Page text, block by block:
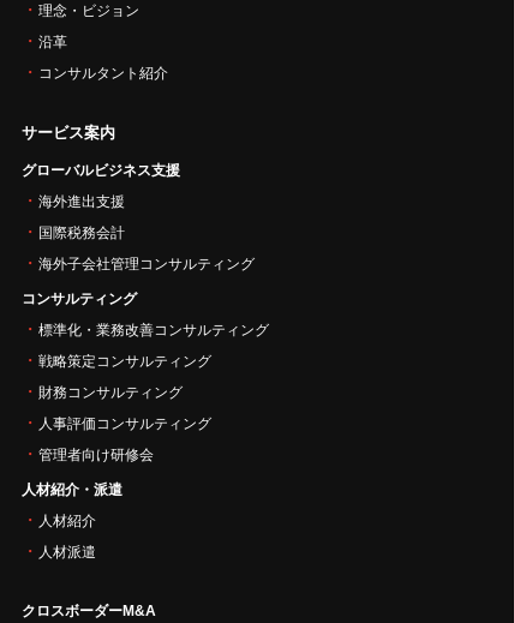
理念・ビジョン
沿革
コンサルタント紹介
サービス案内
グローバルビジネス支援
海外進出支援
国際税務会計
海外子会社管理コンサルティング
コンサルティング
標準化・業務改善コンサルティング
戦略策定コンサルティング
財務コンサルティング
人事評価コンサルティング
管理者向け研修会
人材紹介・派遣
人材紹介
人材派遣
クロスボーダーM&A